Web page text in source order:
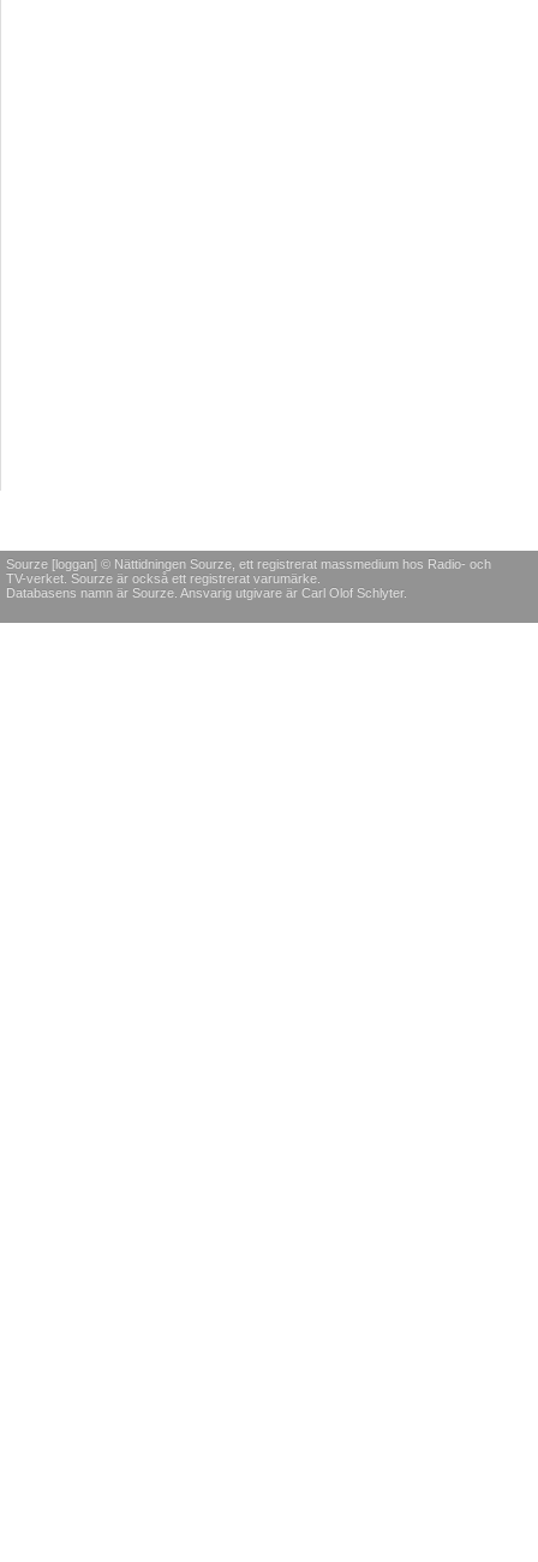
Sourze [loggan] © Nättidningen Sourze, ett registrerat massmedium hos Radio- och
TV-verket. Sourze är också ett registrerat varumärke.
Databasens namn är Sourze. Ansvarig utgivare är Carl Olof Schlyter.